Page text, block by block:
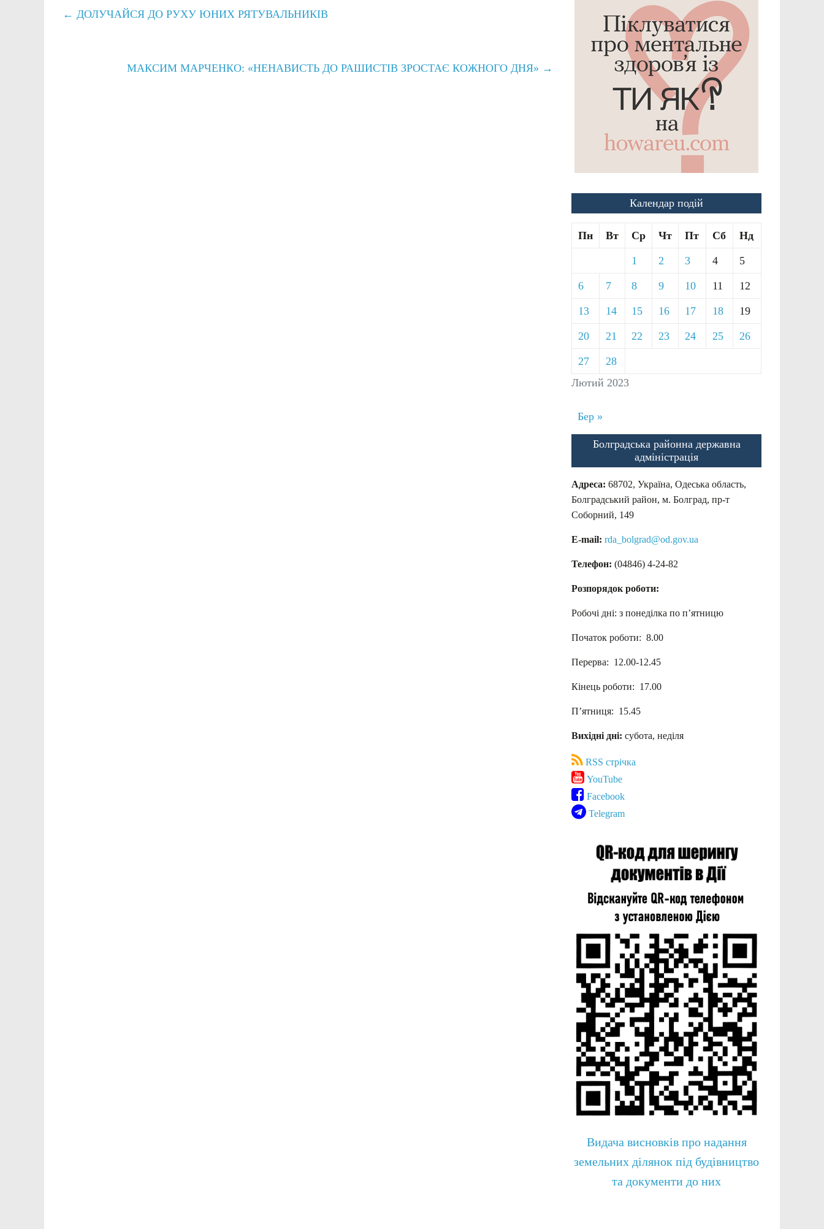
← ДОЛУЧАЙСЯ ДО РУХУ ЮНИХ РЯТУВАЛЬНИКІВ
МАКСИМ МАРЧЕНКО: «НЕНАВИСТЬ ДО РАШИСТІВ ЗРОСТАЄ КОЖНОГО ДНЯ» →
Календар подій
Лютий 2023
Пн Вт Ср Чт Пт Сб Нд
1 2 3 4 5
6 7 8 9 10 11 12
13 14 15 16 17 18 19
20 21 22 23 24 25 26
27 28
Бер »
Болградська районна державна
адміністрація
Адреса: 68702, Україна, Одеська область,
Болградський район, м. Болград, пр-т
Соборний, 149
E-mail: rda_bolgrad@od.gov.ua
Телефон: (04846) 4-24-82
Розпорядок роботи:
Робочі дні: з понеділка по п’ятницю
Початок роботи: 8.00
Перерва: 12.00-12.45
Кінець роботи: 17.00
П’ятниця: 15.45
Вихідні дні: субота, неділя
RSS стрічка
YouTube
Facebook
Telegram
Видача висновків про надання
земельних ділянок під будівництво
та документи до них